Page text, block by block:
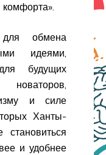
комфорта».
обмена
идеями,
будущих
и силе
Ханты-
и удобнее